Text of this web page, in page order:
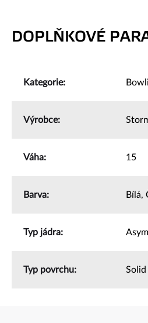
DOPLŇKOVÉ
Kategorie:
Výrobce:
Váha: 15
Barva: Bílá,
Typ jádra:
Typ povrchu: Solid